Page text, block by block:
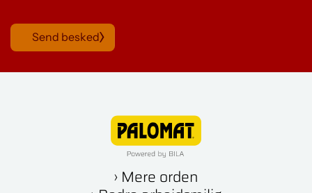
Send besked
› Mere orden